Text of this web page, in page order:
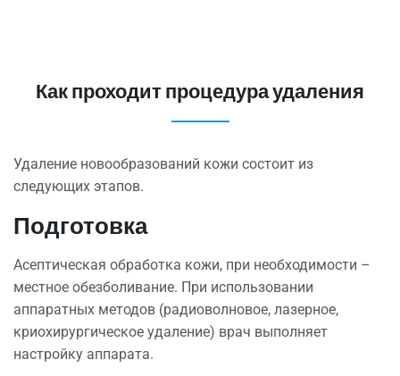
Как проходит процедура удаления
Удаление новообразований кожи состоит из
следующих этапов.
Подготовка
Асептическая обработка кожи, при необходимости –
местное обезболивание. При использовании
аппаратных методов (радиоволновое, лазерное,
криохирургическое удаление) врач выполняет
настройку аппарата.